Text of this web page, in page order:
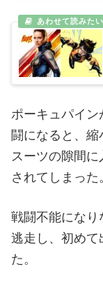
ポーキュパイ
闘になると、縮
スーツの隙間
されてしまった
戦闘不能にな
逃走し、初めて
た。